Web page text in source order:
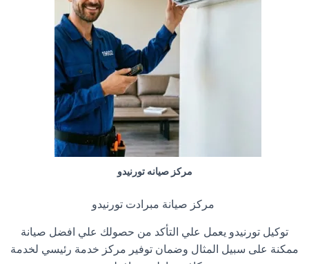
مركز صيانه تورنيدو
مركز صيانة مبرادت تورنيدو
توكيل تورنيدو يعمل علي التأكد من حصولك علي افضل صيانة
ممكنة على سبيل المثال وضمان توفير مركز خدمة رئيسي لخدمة